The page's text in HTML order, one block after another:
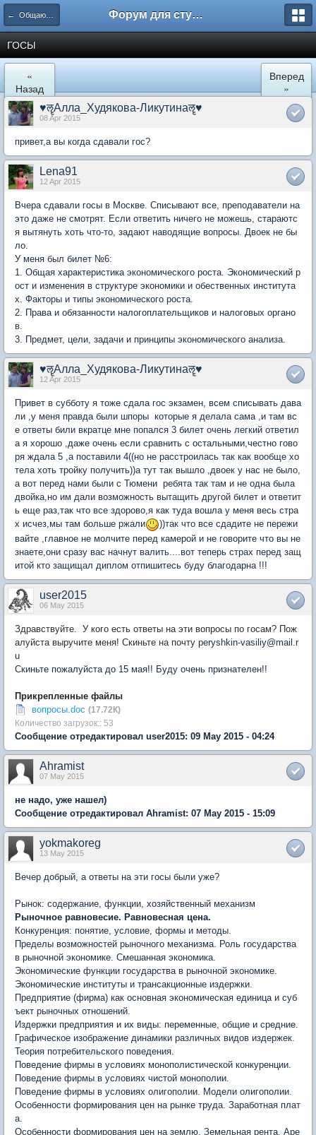
← Общаются экономисты Форум для студента СГА
ГОСЫ
«
Назад
Вперед
»
♥ॡАлла_Худякова-Ликутинаॡ♥
08 Apr 2015
привет,а вы когда сдавали гос?
Lena91
12 Apr 2015
Вчера сдавали госы в Москве. Списывают все, преподаватели на
это даже не смотрят. Если ответить ничего не можешь, стараютс
я вытянуть хоть что-то, задают наводящие вопросы. Двоек не бы
ло.
У меня был билет №6:
1. Общая характеристика экономического роста. Экономический р
ост и изменения в структуре экономики и обественных института
х. Факторы и типы экономического роста.
2. Права и обязанности налогоплательщиков и налоговых органо
в.
3. Предмет, цели, задачи и принципы экономического анализа.
♥ॡАлла_Худякова-Ликутинаॡ♥
12 Apr 2015
Привет в субботу я тоже сдала гос экзамен, всем списывать дава
ли ,у меня правда были шпоры которые я делала сама ,и там вс
е ответы били вкратце мне попался 3 билет очень легкий ответил
а я хорошо ,даже очень если сравнить с остальными,честно гово
ря ждала 5 ,а поставили 4((но не расстроилась так как вообще хо
тела хоть тройку получить))а тут так вышло ,двоек у нас не было,
а вот перед нами были с Тюмени ребята так там и не одна была
двойка,но им дали возможность вытащить другой билет и ответит
ь еще раз,так что все здорово,я как туда вошла у меня весь стра
х исчез,мы там больше ржали
))так что все сдадите не пережи
вайте ,главное не молчите перед камерой и не говорите что вы не
знаете,они сразу вас начнут валить....вот теперь страх перед защ
итой кто защищал диплом отпишитесь буду благодарна !!!
user2015
06 May 2015
Здравствуйте. У кого есть ответы на эти вопросы по госам? Пож
алуйста выручите меня! Скиньте на почту peryshkin-vasiliy@mail.r
u
Скиньте пожалуйста до 15 мая!! Буду очень признателен!!
Прикрепленные файлы
вопросы.doc (17.72К)
Количество загрузок:: 53
Сообщение отредактировал user2015: 09 May 2015 - 04:24
Ahramist
07 May 2015
не надо, уже нашел)
Сообщение отредактировал Ahramist: 07 May 2015 - 15:09
yokmakoreg
13 May 2015
Вечер добрый, а ответы на эти госы были уже?
Рынок: содержание, функции, хозяйственный механизм
Рыночное равновесие. Равновесная цена.
Конкуренция: понятие, условие, формы и методы.
Пределы возможностей рыночного механизма. Роль государства
в рыночной экономике. Смешанная экономика.
Экономические функции государства в рыночной экономике.
Экономические институты и трансакционные издержки.
Предприятие (фирма) как основная экономическая единица и суб
ъект рыночных отношений.
Издержки предприятия и их виды: переменные, общие и средние.
Графическое изображение динамики различных видов издержек.
Теория потребительского поведения.
Поведение фирмы в условиях монополистической конкуренции.
Поведение фирмы в условиях чистой монополии.
Поведение фирмы в условиях олигополии. Модели олигополии.
Особенности формирования цен на рынке труда. Заработная плат
а.
Особенности формирования цен на землю. Земельная рента. Аре